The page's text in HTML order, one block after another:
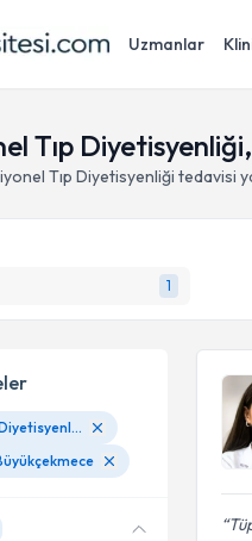
Uzmanlar
Tıp
Tıp Diyetisyenliği tedavisi
1
Fonksiyonel Tıp Diyetisyenliği